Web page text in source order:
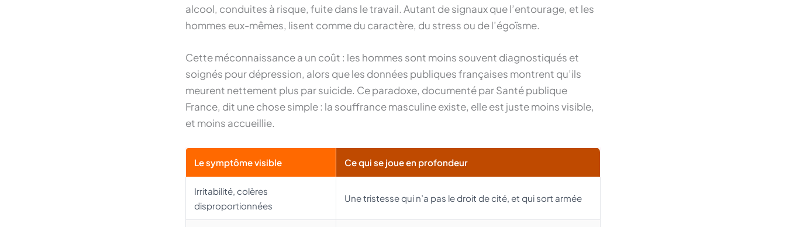
alcool, conduites à risque, fuite dans le travail. Autant de signaux que l’entourage, et les
hommes eux-mêmes, lisent comme du caractère, du stress ou de l’égoïsme.
Cette méconnaissance a un coût : les hommes sont moins souvent diagnostiqués et
soignés pour dépression, alors que les données publiques françaises montrent qu’ils
meurent nettement plus par suicide. Ce paradoxe, documenté par Santé publique
France, dit une chose simple : la souffrance masculine existe, elle est juste moins visible,
et moins accueillie.
Le symptôme visible Ce qui se joue en profondeur
Irritabilité, colères
disproportionnées
Une tristesse qui n’a pas le droit de cité, et qui sort armée